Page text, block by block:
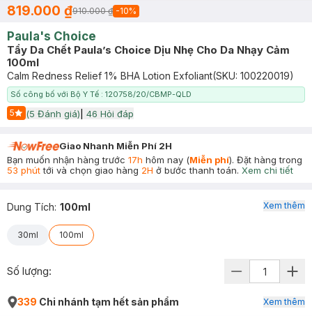
819.000 ₫910.000 ₫ -10%
Paula's Choice
Tẩy Da Chết Paula’s Choice Dịu Nhẹ Cho Da Nhạy Cảm
100ml
Calm Redness Relief 1% BHA Lotion Exfoliant(SKU: 100220019)
Số công bố với Bộ Y Tế : 120758/20/CBMP-QLD
5
Start Icon
(5 Đánh giá) 46 Hỏi đáp
Giao Nhanh Miễn Phí 2H
Bạn muốn nhận hàng trước 17h hôm nay (Miễn phí). Đặt hàng trong
53 phúttới và chọn giao hàng 2H ở bước thanh toán. Xem chi tiết
Dung Tích: 100ml
30ml 100ml
Xem thêm
Số lượng:
339 Chi nhánh tạm hết sản phẩm Xem thêm